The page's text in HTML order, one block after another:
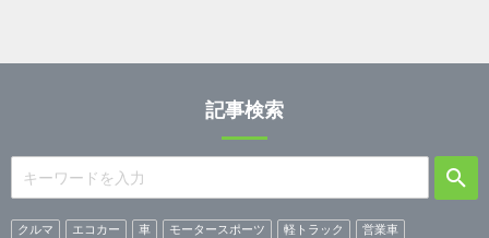
記事検索
クルマ エコカー 車 モータースポーツ 軽トラック
営業車